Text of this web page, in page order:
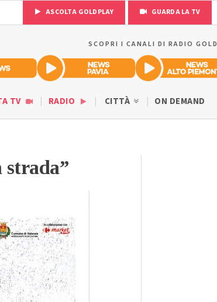
ASCOLTA GOLDPLAY GUARDA LA TV
SCOPRI I CANALI DI RADIO GOLD
TV RADIO CITTÀ ON DEMAND
strada”